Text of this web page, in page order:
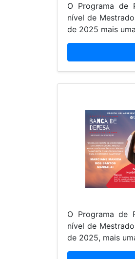
O Programa de
nível de
de 2025 mais
O Programa de
nível de
de 2025, mais